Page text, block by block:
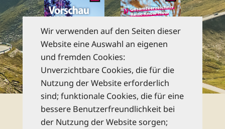
zu den Katalogen
Newsletter
Wir verwenden auf den Seiten dieser
Website eine Auswahl an eigenen
und fremden Cookies:
Unverzichtbare Cookies, die für die
Nutzung der Website erforderlich
sind; funktionale Cookies, die für eine
bessere Benutzerfreundlichkeit bei
der Nutzung der Website sorgen;